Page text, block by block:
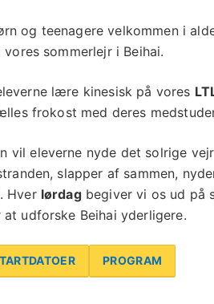
og teenagere velkommen i
sommerlejr i Beihai.
lære kinesisk på vores
frokost med deres
vil eleverne nyde det solrige
slapper af sammen,
Hver lørdagbegiver vi os ud på
udforske Beihai yderligere.
PROGRAM